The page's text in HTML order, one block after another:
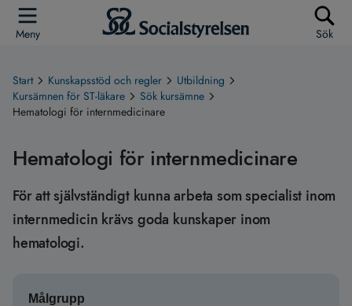
Meny Sök
Start Kunskapsstöd och regler
Utbildning
Kursämnen för ST-läkare
Sök kursämne
Hematologi för internmedicinare
Hematologi för internmedicinare
För att självständigt kunna arbeta som specialist inom
internmedicin krävs goda kunskaper inom
hematologi.
Målgrupp